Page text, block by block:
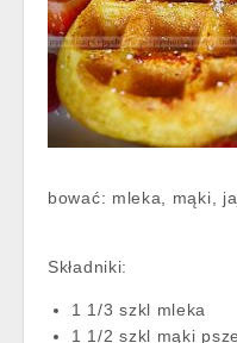
bować: mleka, mąki,
Składniki:
1 1/3 szkl mleka
1 1/2 szkl mąki